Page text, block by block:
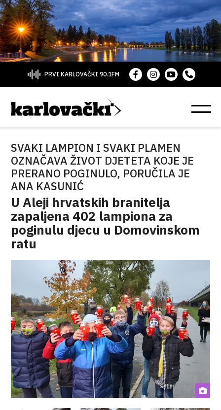
PRVI KARLOVAČKI 90.1FM
SVAKI LAMPION I SVAKI PLAMEN
OZNAČAVA ŽIVOT DJETETA KOJE JE
PRERANO POGINULO, PORUČILA JE
ANA KASUNIĆ
U Aleji hrvatskih branitelja
zapaljena 402 lampiona za
poginulu djecu u Domovinskom
ratu